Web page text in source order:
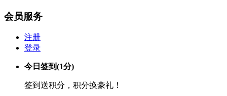
会员服务
注册
登录
今日签到(1分)
签到送积分，积分换豪礼！